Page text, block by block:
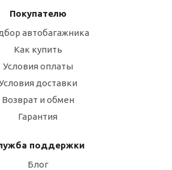
Покупателю
автобагажника
Как купить
Условия оплаты
доставки
Возврат и обмен
Гарантия
поддержки
Блог